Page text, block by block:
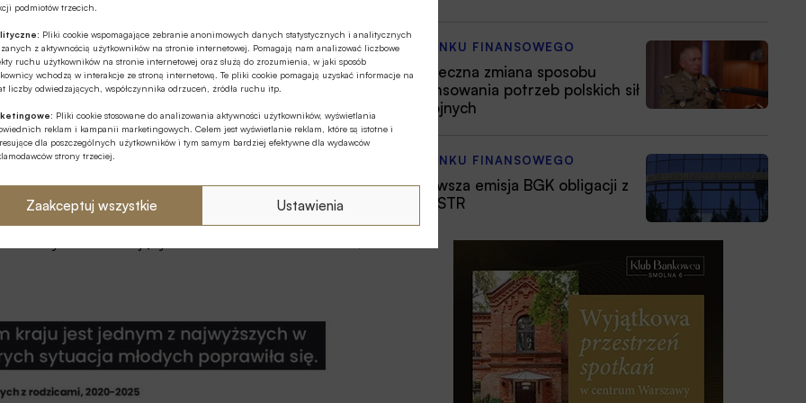
podmiotów trzecich.
Pliki cookie wspomagające zebranie anonimowych danych statystycznych i analitycznych
z aktywnością użytkowników na stronie internetowej. Pomagają nam analizować liczbowe
ruchu użytkowników na stronie internetowej oraz służą do zrozumienia, w jaki sposób
wchodzą w interakcje ze stroną internetową. Te pliki cookie pomagają uzyskać informacje na
liczby odwiedzających, współczynnika odrzuceń, źródła ruchu itp.
Pliki cookie stosowane do analizowania aktywności użytkowników, wyświetlania
reklam i kampanii marketingowych. Celem jest wyświetlanie reklam, które są istotne i
dla poszczególnych użytkowników i tym samym bardziej efektywne dla wydawców
strony trzeciej.
Zaakceptuj wszystkie Ustawienia
Oznacza to, że pod względem skali
czołówce Unii.
odnotował poprawę sytuacji młodych. W
w ciągu ostatnich pięciu lat m.in. na Litwie, w
„gniazdowników” spadł z 27,8 proc. do 16,2
do 22,3 proc.
mieszkających z rodzicami wzrósł z 47,5
Z RYNKU FINANSOWEGO
Konieczna zmiana sposobu
finansowania potrzeb polskich sił
zbrojnych
Z RYNKU FINANSOWEGO
Pierwsza emisja BGK obligacji z
POLSTR